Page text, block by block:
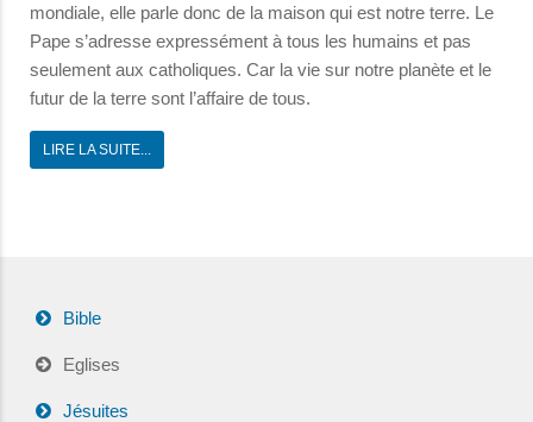
mondiale, elle parle donc de la maison qui est notre terre. Le
Pape s’adresse expressément à tous les humains et pas
seulement aux catholiques. Car la vie sur notre planète et le
futur de la terre sont l’affaire de tous.
LIRE LA SUITE...
Bible
Eglises
Jésuites